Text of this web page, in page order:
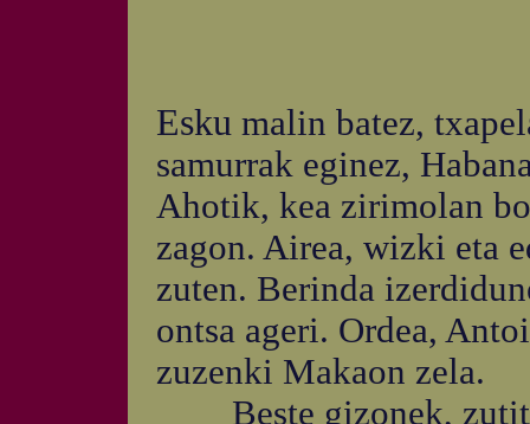
Esku malin batez,
samurrak eginez,
Ahotik, kea zirimolan
zagon. Airea, wizki eta
zuten. Berinda
ontsa ageri. Ordea,
zuzenki Makaon zela.
Beste gizonek,